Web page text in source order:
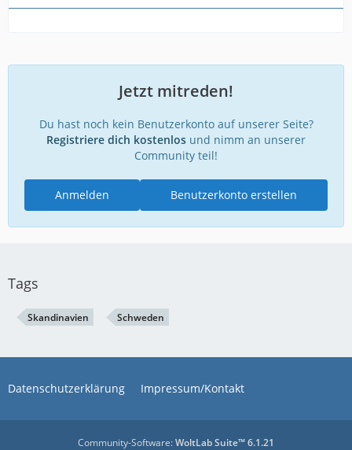
Jetzt mitreden!
Du hast noch kein Benutzerkonto auf unserer Seite?
Registriere dich kostenlos und nimm an unserer
Community teil!
Benutzerkonto erstellen
Anmelden
Tags
Skandinavien Schweden
Datenschutzerklärung Impressum/Kontakt
Community-Software:WoltLab Suite™ 6.1.21